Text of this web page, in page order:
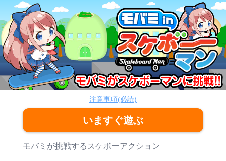
モバミinスケボーマン
アクション
注意事項(必読)
いますぐ遊ぶ
ゲーム紹介
モバミが挑戦するスケボーアクション